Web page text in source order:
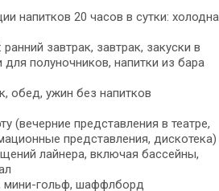
напитков 20 часов в сутки:
завтрак, завтрак, закуски в
полуночников, напитки из бара
обед, ужин без напитков
(вечерние представления в театре,
представления, дискотека)
лайнера, включая бассейны,
мини-гольф, шаффлборд